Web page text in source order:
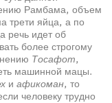
Рамбама, объем
трети яйца, а по
речь идет об
более строгому
Тосафот,
машинной мацы.
и афикоман, то
человеку трудно